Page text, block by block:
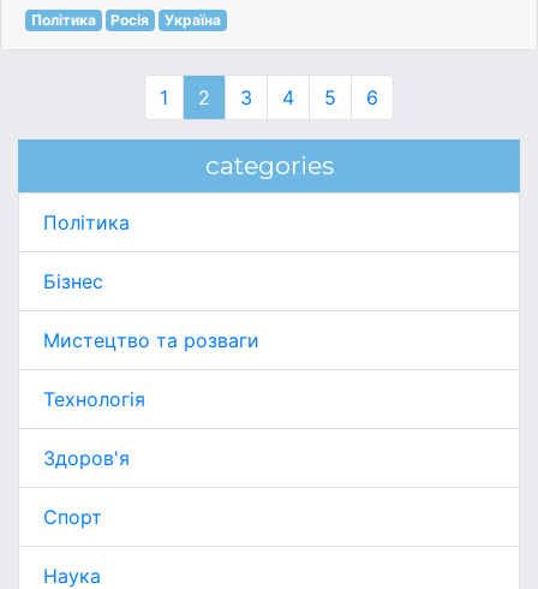
Політика Росія Україна
1 2 3 4 5 6
categories
Політика
Бізнес
Мистецтво та розваги
Технологія
Здоров'я
Спорт
Наука